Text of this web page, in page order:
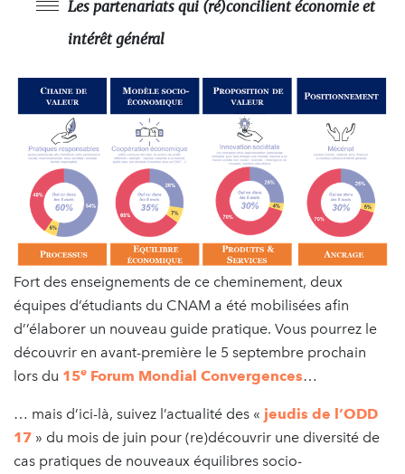
Les partenariats qui (ré)concilient économie et
intérêt général
Fort des enseignements de ce cheminement, deux
équipes d’étudiants du CNAM a été mobilisées afin
d’’élaborer un nouveau guide pratique. Vous pourrez le
découvrir en avant-première le 5 septembre prochain
lors du 15e Forum Mondial Convergences…
… mais d’ici-là, suivez l’actualité des « jeudis de l’ODD
17 » du mois de juin pour (re)découvrir une diversité de
cas pratiques de nouveaux équilibres socio-